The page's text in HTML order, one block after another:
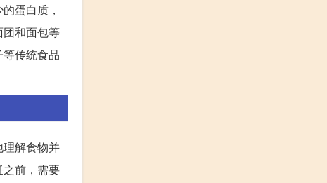
蛋白质，
和面包等
传统食品
解食物并
前，需要